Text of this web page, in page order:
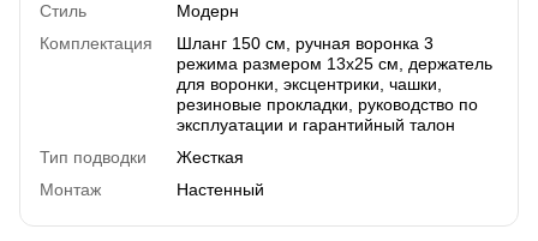
Стиль
Модерн
Комплектация
Шланг 150 см, ручная воронка 3
режима размером 13х25 см, держатель
для воронки, эксцентрики, чашки,
резиновые прокладки, руководство по
эксплуатации и гарантийный талон
Тип подводки
Жесткая
Монтаж
Настенный